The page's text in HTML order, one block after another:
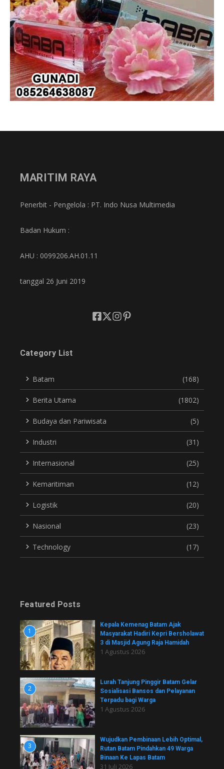
MARITIM RAYA
Penerbit - Pengelola : PT. Indo Nusa Multimedia
Badan Hukum :
AHU : 0099206.AH.01.11
tanggal 26 Juni 2019
Category List
Batam (168)
Berita Utama (1802)
Budaya dan Pariwisata (5)
Industri (31)
Internasional (25)
Kemaritiman (12)
Logistik (20)
Nasional (23)
Technology (17)
Featured Posts
1
Kepala Kemenag Batam Ajak
Masyarakat Hadiri Kepri Bersholawat
3 di Masjid Agung Raja Hamidah
1 Agustus 2026
2
Lurah Tanjung Pinggir Batam Gelar
Sosialisasi Bansos dan Pelayanan
Terpadu bagi Warga
1 Agustus 2026
3
Wujudkan Pembinaan Lebih Optimal,
Rutan Batam Pindahkan 49 Warga
Binaan Ke Lapas Batam
31 Juli 2026